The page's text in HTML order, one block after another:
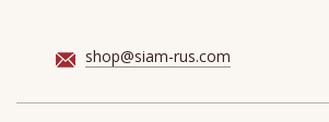
shop@siam-rus.com